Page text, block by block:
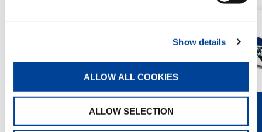
Show details
ALLOW ALL COOKIES
ALLOW SELECTION